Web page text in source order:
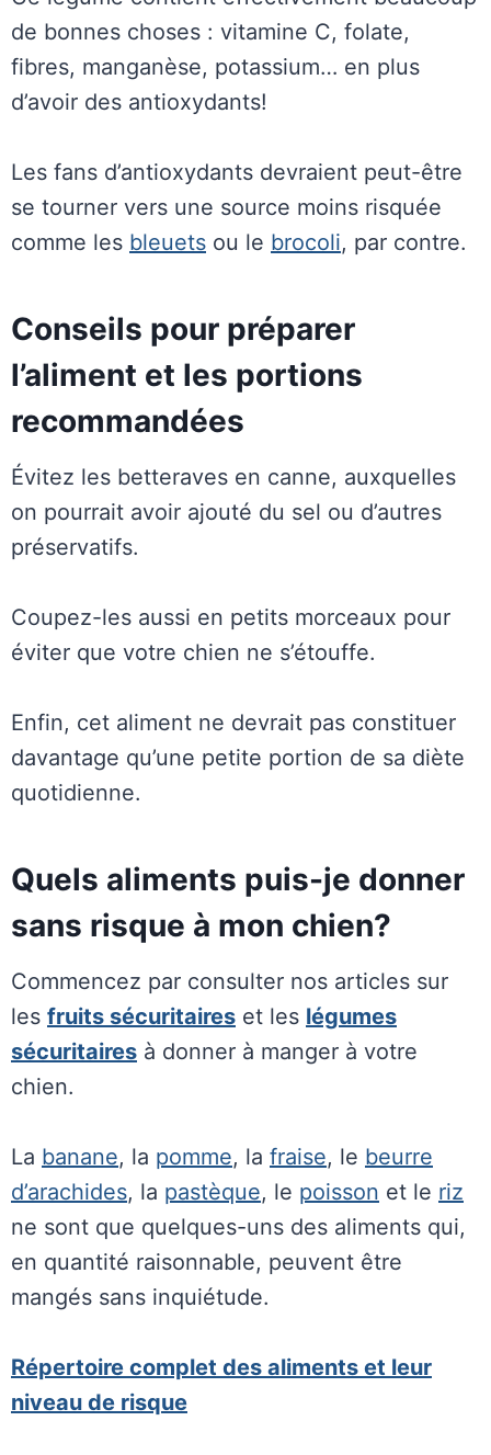
de bonnes choses : vitamine C, folate,
fibres, manganèse, potassium… en plus
d’avoir des antioxydants!
Les fans d’antioxydants devraient peut-être
se tourner vers une source moins risquée
comme les bleuets ou le brocoli, par contre.
Conseils pour préparer
l’aliment et les portions
recommandées
Évitez les betteraves en canne, auxquelles
on pourrait avoir ajouté du sel ou d’autres
préservatifs.
Coupez-les aussi en petits morceaux pour
éviter que votre chien ne s’étouffe.
Enfin, cet aliment ne devrait pas constituer
davantage qu’une petite portion de sa diète
quotidienne.
Quels aliments puis-je donner
sans risque à mon chien?
Commencez par consulter nos articles sur
les fruits sécuritaires et les légumes
sécuritaires à donner à manger à votre
chien.
La banane, la pomme, la fraise, le beurre
d’arachides, la pastèque, le poisson et le riz
ne sont que quelques-uns des aliments qui,
en quantité raisonnable, peuvent être
mangés sans inquiétude.
Répertoire complet des aliments et leur
niveau de risque